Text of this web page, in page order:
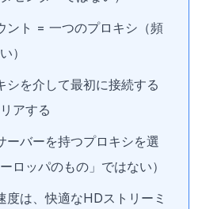
ント = 一つのプロキシ（頻
）
シを介して最初に接続する
アする
ーバーを持つプロキシを選
ロッパのもの」ではない）
度は、快適なHDストリーミ